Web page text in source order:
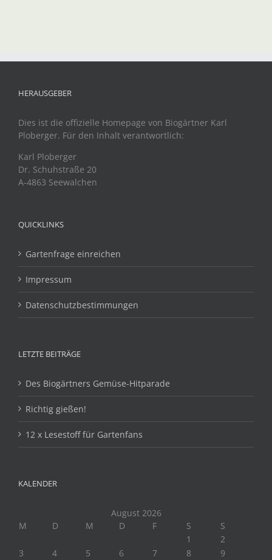
HERAUSGEBER
Dies ist die offizielle Homepage von Biogärtner Karl
Ploberger. Für den Inhalt verantwortlich:
Karl Ploberger
Dr. Schuhstraße 20
A-4863 Seewalchen
QUICKLINKS
Gartenfrage einreichen
Impressum
Datenschutzbestimmungen
LETZTE BEITRÄGE
Des Biogärtners Gemüse-Hitparade
Richtig gießen!
12 x Lesestoff für Gartenfans
KALENDER
August 2026
M
D M D F S
S
1
2
3
4 5 6 7 8 9